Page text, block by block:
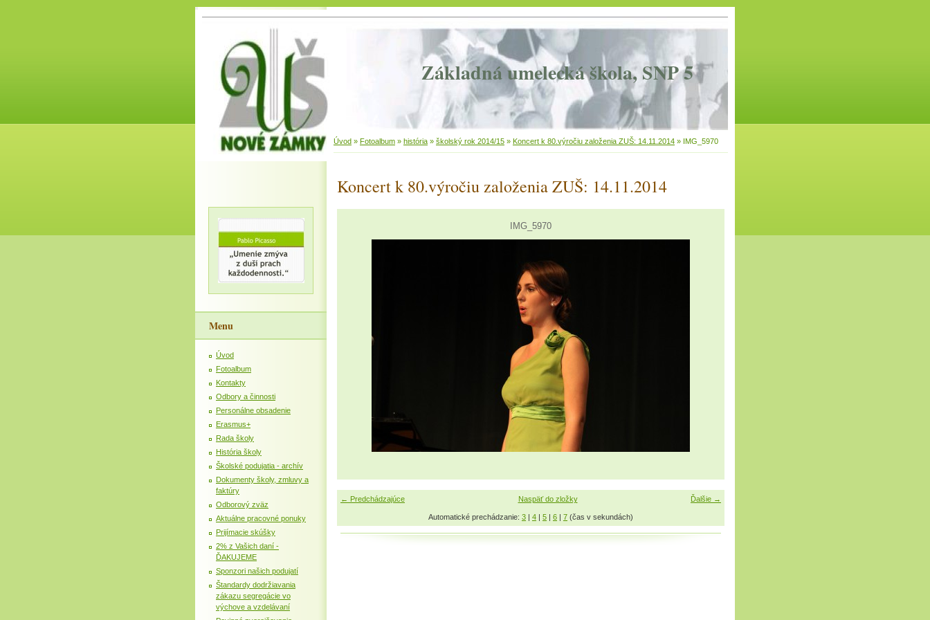
Základná umelecká škola, SNP 5
Úvod » Fotoalbum » história » školský rok 2014/15 » Koncert k 80.výročiu založenia ZUŠ: 14.11.2014 » IMG_5970
Koncert k 80.výročiu založenia ZUŠ: 14.11.2014
IMG_5970
← Predchádzajúce Ďalšie →
Naspäť do zložky
Automatické prechádzanie: 3 | 4 | 5 | 6 | 7 (čas v sekundách)
Menu
Úvod
Fotoalbum
Kontakty
Odbory a činnosti
Personálne obsadenie
Erasmus+
Rada školy
História školy
Školské podujatia - archív
Dokumenty školy, zmluvy a
faktúry
Odborový zväz
Aktuálne pracovné ponuky
Prijímacie skúšky
2% z Vašich daní -
ĎAKUJEME
Sponzori našich podujatí
Štandardy dodržiavania
zákazu segregácie vo
výchove a vzdelávaní